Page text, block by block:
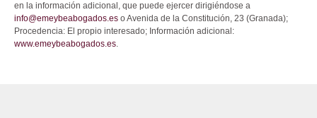
en la información adicional, que puede ejercer dirigiéndose a
info@emeybeabogados.es o Avenida de la Constitución, 23 (Granada);
Procedencia: El propio interesado; Información adicional:
www.emeybeabogados.es.